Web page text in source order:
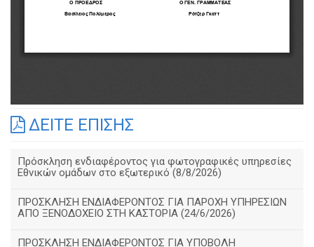
ΔΕΙΤΕ ΕΠΙΣΗΣ
Πρόσκληση ενδιαφέροντος για φωτογραφικές υπηρεσίες
Εθνικών ομάδων στο εξωτερικό (8/8/2026)
ΠΡΟΣΚΛΗΣΗ ΕΝΔΙΑΦΕΡΟΝΤΟΣ ΓΙΑ ΠΑΡΟΧΗ ΥΠΗΡΕΣΙΩΝ
ΑΠΟ ΞΕΝΟΔΟΧΕΙΟ ΣΤΗ ΚΑΣΤΟΡΙΑ (24/6/2026)
ΠΡΟΣΚΛΗΣΗ ΕΝΔΙΑΦΕΡΟΝΤΟΣ ΓΙΑ ΥΠΟΒΟΛΗ